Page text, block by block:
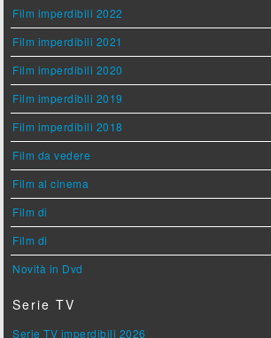
Film imperdibili 2022
Film imperdibili 2021
Film imperdibili 2020
Film imperdibili 2019
Film imperdibili 2018
Film da vedere
Film al cinema
Film di
Film di
Novità in Dvd
Serie TV
Serie TV imperdibili 2026